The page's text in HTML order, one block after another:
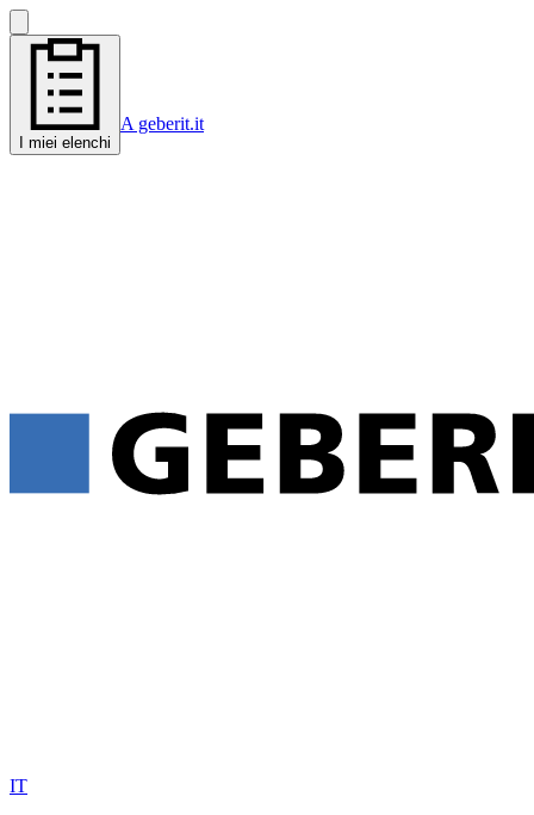
I miei elenchi
A geberit.it
IT